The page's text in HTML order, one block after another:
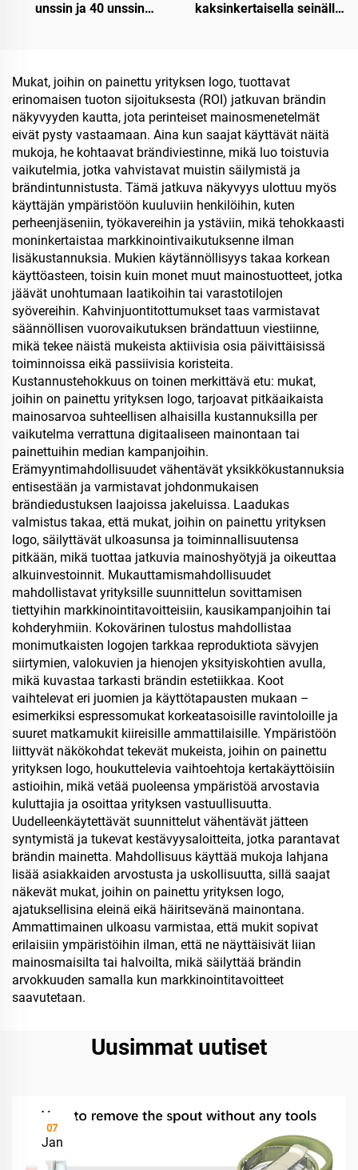
unssin ja 40 unssin
kääntyvällä
pajonillakannella,
ruostumaton teräksinen
matkamuki kädellä,
kuumalle ja kylmälle
kaksinkertaisella seinällä
Mukat, joihin on painettu yrityksen logo, tuottavat
erinomaisen tuoton sijoituksesta (ROI) jatkuvan brändin
näkyvyyden kautta, jota perinteiset mainosmenetelmät
eivät pysty vastaamaan. Aina kun saajat käyttävät näitä
mukoja, he kohtaavat brändiviestinne, mikä luo toistuvia
vaikutelmia, jotka vahvistavat muistin säilymistä ja
brändintunnistusta. Tämä jatkuva näkyvyys ulottuu myös
käyttäjän ympäristöön kuuluviin henkilöihin, kuten
perheenjäseniin, työkavereihin ja ystäviin, mikä tehokkaasti
moninkertaistaa markkinointivaikutuksenne ilman
lisäkustannuksia. Mukien käytännöllisyys takaa korkean
käyttöasteen, toisin kuin monet muut mainostuotteet, jotka
jäävät unohtumaan laatikoihin tai varastotilojen
syövereihin. Kahvinjuontitottumukset taas varmistavat
säännöllisen vuorovaikutuksen brändattuun viestiinne,
mikä tekee näistä mukeista aktiivisia osia päivittäisissä
toiminnoissa eikä passiivisia koristeita.
Kustannustehokkuus on toinen merkittävä etu: mukat,
joihin on painettu yrityksen logo, tarjoavat pitkäaikaista
mainosarvoa suhteellisen alhaisilla kustannuksilla per
vaikutelma verrattuna digitaaliseen mainontaan tai
painettuihin median kampanjoihin.
Erämyyntimahdollisuudet vähentävät yksikkökustannuksia
entisestään ja varmistavat johdonmukaisen
brändiedustuksen laajoissa jakeluissa. Laadukas
valmistus takaa, että mukat, joihin on painettu yrityksen
logo, säilyttävät ulkoasunsa ja toiminnallisuutensa
pitkään, mikä tuottaa jatkuvia mainoshyötyjä ja oikeuttaa
alkuinvestoinnit. Mukauttamismahdollisuudet
mahdollistavat yrityksille suunnittelun sovittamisen
tiettyihin markkinointitavoitteisiin, kausikampanjoihin tai
kohderyhmiin. Kokovärinen tulostus mahdollistaa
monimutkaisten logojen tarkkaa reproduktiota sävyjen
siirtymien, valokuvien ja hienojen yksityiskohtien avulla,
mikä kuvastaa tarkasti brändin estetiikkaa. Koot
vaihtelevat eri juomien ja käyttötapausten mukaan –
esimerkiksi espressomukat korkeatasoisille ravintoloille ja
suuret matkamukit kiireisille ammattilaisille. Ympäristöön
liittyvät näkökohdat tekevät mukeista, joihin on painettu
yrityksen logo, houkuttelevia vaihtoehtoja kertakäyttöisiin
astioihin, mikä vetää puoleensa ympäristöä arvostavia
kuluttajia ja osoittaa yrityksen vastuullisuutta.
Uudelleenkäytettävät suunnittelut vähentävät jätteen
syntymistä ja tukevat kestävyysaloitteita, jotka parantavat
brändin mainetta. Mahdollisuus käyttää mukoja lahjana
lisää asiakkaiden arvostusta ja uskollisuutta, sillä saajat
näkevät mukat, joihin on painettu yrityksen logo,
ajatuksellisina eleinä eikä häiritsevänä mainontana.
Ammattimainen ulkoasu varmistaa, että mukit sopivat
erilaisiin ympäristöihin ilman, että ne näyttäisivät liian
mainosmaisilta tai halvoilta, mikä säilyttää brändin
arvokkuuden samalla kun markkinointitavoitteet
saavutetaan.
Uusimmat uutiset
07
Jan